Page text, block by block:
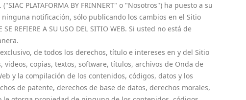
PLATAFORMA BY FRINNERT" o "Nosotros") ha puesto a su
notificación, sólo publicando los cambios en el Sitio
SE REFIERE A SU USO DEL SITIO WEB. Si usted no está de
de todos los derechos, título e intereses en y del Sitio
copias, textos, software, títulos, archivos de Onda de
y la compilación de los contenidos, códigos, datos y los
de patente, derechos de base de datos, derechos morales,